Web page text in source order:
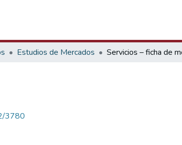
Estudios de Mercados
3780